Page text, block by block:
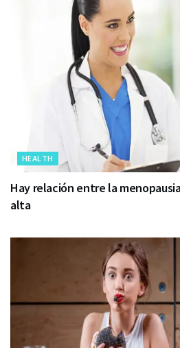
HEALTH
Hay relación entre la
alta